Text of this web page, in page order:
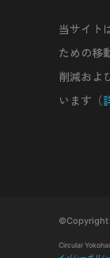
当サイト
ための移
削減およ
います（
©Copyright
Circular